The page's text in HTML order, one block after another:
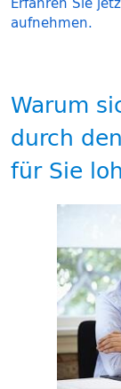
aufnehmen.
Warum
durch
für Sie